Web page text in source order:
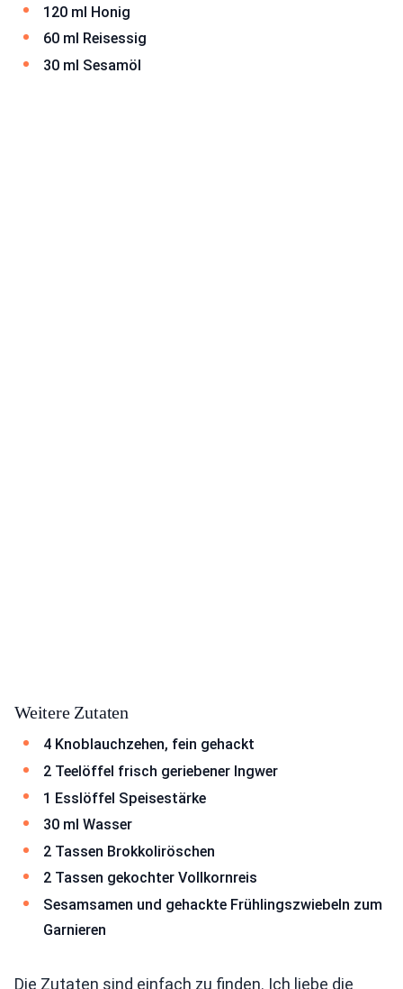
120 ml Honig
60 ml Reisessig
30 ml Sesamöl
Weitere Zutaten
4 Knoblauchzehen, fein gehackt
2 Teelöffel frisch geriebener Ingwer
1 Esslöffel Speisestärke
30 ml Wasser
2 Tassen Brokkoliröschen
2 Tassen gekochter Vollkornreis
Sesamsamen und gehackte Frühlingszwiebeln zum
Garnieren
Die Zutaten sind einfach zu finden. Ich liebe die